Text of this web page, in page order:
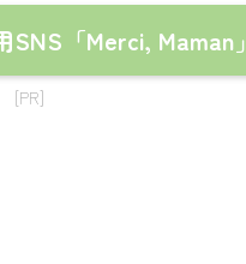
「Merci, Maman」
[PR]